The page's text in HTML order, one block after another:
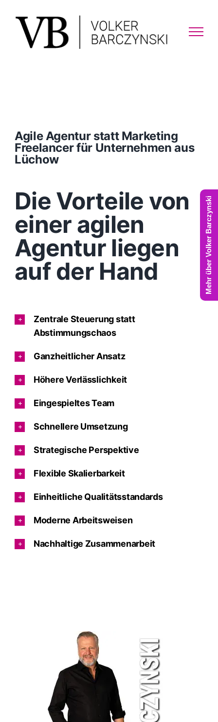
content
Agile Agentur statt Marketing
Freelancer für Unternehmen aus
Lüchow
Die Vorteile von
einer agilen
Agentur liegen
auf der Hand
Zentrale Steuerung statt
Abstimmungschaos
Ganzheitlicher Ansatz
Höhere Verlässlichkeit
Eingespieltes Team
Schnellere Umsetzung
Strategische Perspektive
Flexible Skalierbarkeit
Einheitliche Qualitätsstandards
Moderne Arbeitsweisen
Nachhaltige Zusammenarbeit
Mehr über Volker Barczynski